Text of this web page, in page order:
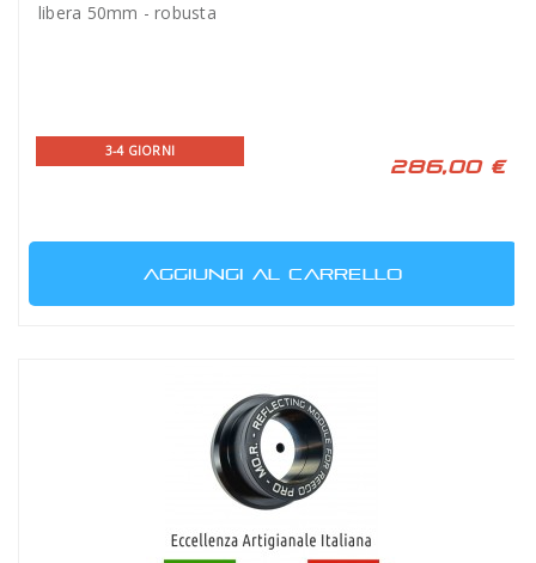
libera 50mm - robusta
3-4 GIORNI
286,00 €
AGGIUNGI AL CARRELLO